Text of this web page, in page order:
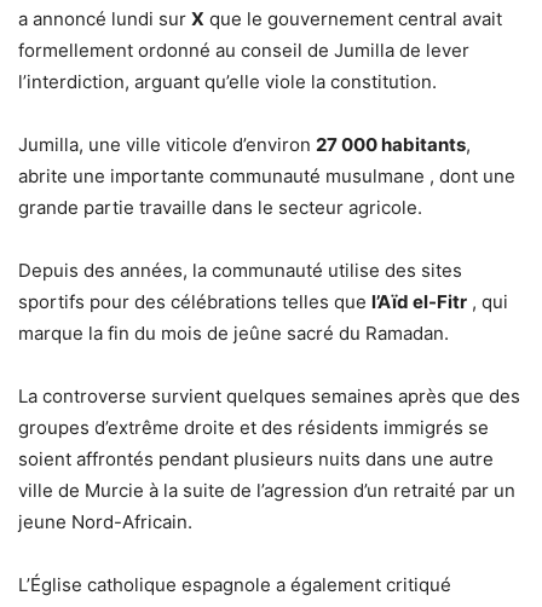
a annoncé lundi sur X que le gouvernement central avait
formellement ordonné au conseil de Jumilla de lever
l’interdiction, arguant qu’elle viole la constitution.
Jumilla, une ville viticole d’environ 27 000 habitants,
abrite une importante communauté musulmane , dont une
grande partie travaille dans le secteur agricole.
Depuis des années, la communauté utilise des sites
sportifs pour des célébrations telles que l’Aïd el-Fitr , qui
marque la fin du mois de jeûne sacré du Ramadan.
La controverse survient quelques semaines après que des
groupes d’extrême droite et des résidents immigrés se
soient affrontés pendant plusieurs nuits dans une autre
ville de Murcie à la suite de l’agression d’un retraité par un
jeune Nord-Africain.
L’Église catholique espagnole a également critiqué